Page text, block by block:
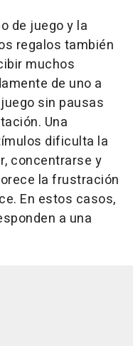
de juego y la
regalos también
muchos
de uno a
sin pausas
Una
dificulta la
concentrarse y
la frustración
En estos casos,
a una